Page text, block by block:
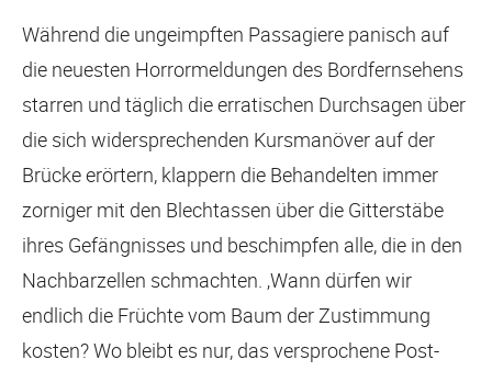
Während die ungeimpften Passagiere panisch auf
die neuesten Horrormeldungen des Bordfernsehens
starren und täglich die erratischen Durchsagen über
die sich widersprechenden Kursmanöver auf der
Brücke erörtern, klappern die Behandelten immer
zorniger mit den Blechtassen über die Gitterstäbe
ihres Gefängnisses und beschimpfen alle, die in den
Nachbarzellen schmachten. ‚Wann dürfen wir
endlich die Früchte vom Baum der Zustimmung
kosten? Wo bleibt es nur, das versprochene Post-